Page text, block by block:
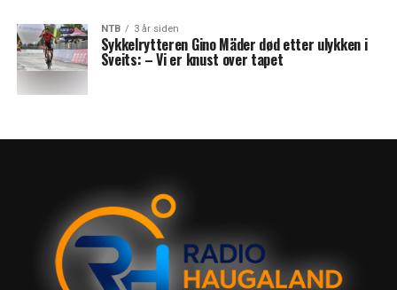
NTB 3 år siden
Sykkelrytteren Gino Mäder død etter ulykken i
Sveits: – Vi er knust over tapet